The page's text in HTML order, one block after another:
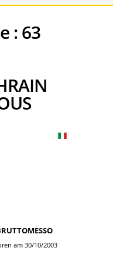
:63
am 30/10/2003